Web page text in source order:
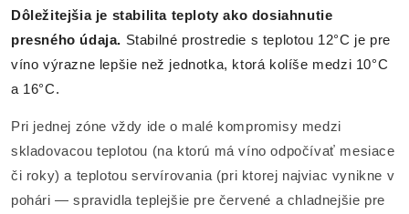
Dôležitejšia je stabilita teploty ako dosiahnutie
presného údaja. Stabilné prostredie s teplotou 12°C je pre
víno výrazne lepšie než jednotka, ktorá kolíše medzi 10°C
a 16°C.
Pri jednej zóne vždy ide o malé kompromisy medzi
skladovacou teplotou (na ktorú má víno odpočívať mesiace
či roky) a teplotou servírovania (pri ktorej najviac vynikne v
pohári — spravidla teplejšie pre červené a chladnejšie pre